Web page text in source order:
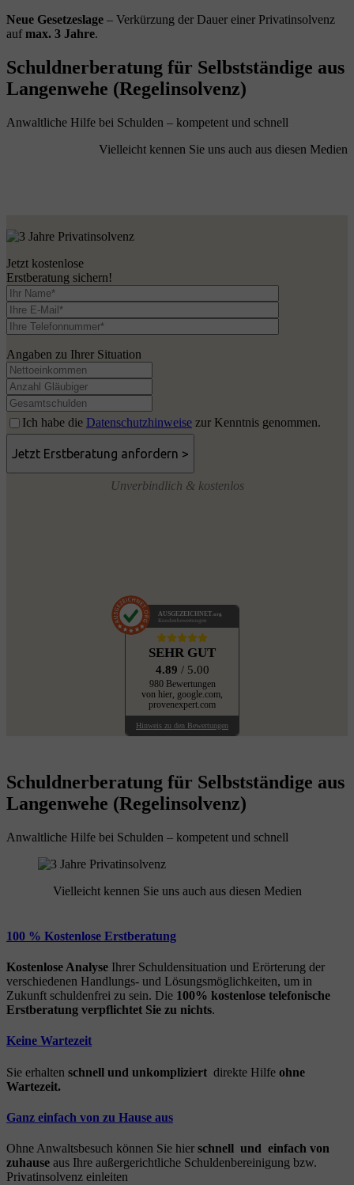
Neue Gesetzeslage – Verkürzung der Dauer einer Privatinsolvenz
aufmax. 3 Jahre.
Schuldnerberatung für Selbstständige aus
Langenwehe (Regelinsolvenz)
Anwaltliche Hilfe bei Schulden – kompetent und schnell
Vielleicht kennen Sie uns auch aus diesen Medien
Jetzt kostenlose
Erstberatung sichern!
Angaben zu Ihrer Situation
Ich habe die Datenschutzhinweise zur Kenntnis genommen.
Unverbindlich & kostenlos
AUSGEZEICHNET .org
Kundenbewertungen
SEHR GUT
4.89 / 5.00
980 Bewertungen
von hier, google.com,
provenexpert.com
Hinweis zu den Bewertungen
Schuldnerberatung für Selbstständige aus
Langenwehe (Regelinsolvenz)
Anwaltliche Hilfe bei Schulden – kompetent und schnell
Vielleicht kennen Sie uns auch aus diesen Medien
100 % Kostenlose Erstberatung
Kostenlose Analyse Ihrer Schuldensituation und Erörterung der
verschiedenen Handlungs- und Lösungsmöglichkeiten, um in
Zukunft schuldenfrei zu sein. Die 100% kostenlose telefonische
Erstberatung verpflichtet Sie zu nichts.
Keine Wartezeit
Sie erhalten schnell und unkompliziert direkte Hilfe ohne
Wartezeit.
Ganz einfach von zu Hause aus
Ohne Anwaltsbesuch können Sie hier schnell und einfach von
zuhause aus Ihre außergerichtliche Schuldenbereinigung bzw.
Privatinsolvenz einleiten